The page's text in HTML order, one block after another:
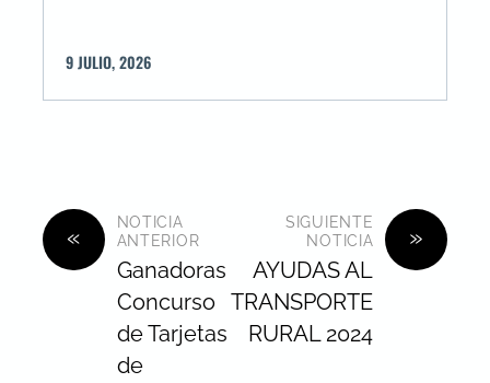
9 JULIO,2026
«
NOTICIA
ANTERIOR
Ganadoras
Concurso
de Tarjetas
de
»
SIGUIENTE
NOTICIA
AYUDAS AL
TRANSPORTE
RURAL 2024